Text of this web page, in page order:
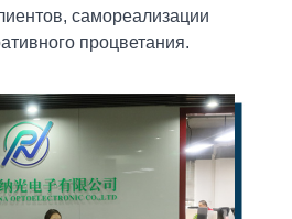
самореализации
процветания.